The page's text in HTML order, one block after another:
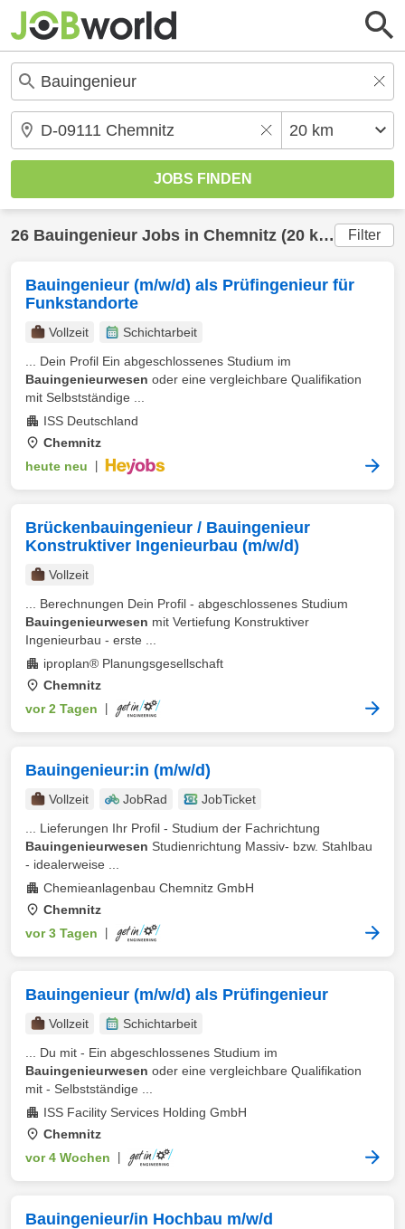
26 Bauingenieur Jobs in Chemnitz (20 km) gefunden Filter
Bauingenieur (m/w/d) als Prüfingenieur für
Funkstandorte
Vollzeit
Schichtarbeit
... Dein Profil Ein abgeschlossenes Studium im
Bauingenieurwesen oder eine vergleichbare Qualifikation
mit Selbstständige ...
ISS Deutschland
Chemnitz
heute neu
Brückenbauingenieur / Bauingenieur
Konstruktiver Ingenieurbau (m/w/d)
Vollzeit
... Berechnungen Dein Profil - abgeschlossenes Studium
Bauingenieurwesen mit Vertiefung Konstruktiver
Ingenieurbau - erste ...
iproplan® Planungsgesellschaft
Chemnitz
vor 2 Tagen
Bauingenieur:in (m/w/d)
Vollzeit JobRad
JobTicket
... Lieferungen Ihr Profil - Studium der Fachrichtung
Bauingenieurwesen Studienrichtung Massiv- bzw. Stahlbau
- idealerweise ...
Chemieanlagenbau Chemnitz GmbH
Chemnitz
vor 3 Tagen
Bauingenieur (m/w/d) als Prüfingenieur
Vollzeit
Schichtarbeit
... Du mit - Ein abgeschlossenes Studium im
Bauingenieurwesen oder eine vergleichbare Qualifikation
mit - Selbstständige ...
ISS Facility Services Holding GmbH
Chemnitz
vor 4 Wochen
Bauingenieur/in Hochbau m/w/d